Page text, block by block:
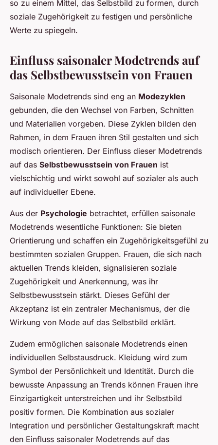
so zu einem Mittel, das Selbstbild zu formen, durch
soziale Zugehörigkeit zu festigen und persönliche
Werte zu spiegeln.
Einfluss saisonaler Modetrends auf
das Selbstbewusstsein von Frauen
Saisonale Modetrends sind eng an Modezyklen
gebunden, die den Wechsel von Farben, Schnitten
und Materialien vorgeben. Diese Zyklen bilden den
Rahmen, in dem Frauen ihren Stil gestalten und sich
modisch orientieren. Der Einfluss dieser Modetrends
auf das Selbstbewusstsein von Frauen ist
vielschichtig und wirkt sowohl auf sozialer als auch
auf individueller Ebene.
Aus der Psychologie betrachtet, erfüllen saisonale
Modetrends wesentliche Funktionen: Sie bieten
Orientierung und schaffen ein Zugehörigkeitsgefühl zu
bestimmten sozialen Gruppen. Frauen, die sich nach
aktuellen Trends kleiden, signalisieren soziale
Zugehörigkeit und Anerkennung, was ihr
Selbstbewusstsein stärkt. Dieses Gefühl der
Akzeptanz ist ein zentraler Mechanismus, der die
Wirkung von Mode auf das Selbstbild erklärt.
Zudem ermöglichen saisonale Modetrends einen
individuellen Selbstausdruck. Kleidung wird zum
Symbol der Persönlichkeit und Identität. Durch die
bewusste Anpassung an Trends können Frauen ihre
Einzigartigkeit unterstreichen und ihr Selbstbild
positiv formen. Die Kombination aus sozialer
Integration und persönlicher Gestaltungskraft macht
den Einfluss saisonaler Modetrends auf das